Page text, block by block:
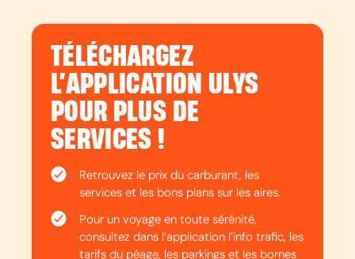
TÉLÉCHARGEZ
L’APPLICATION ULYS
POUR PLUS DE
SERVICES !
Retrouvez le prix du carburant, les
services et les bons plans sur les aires.
Pour un voyage en toute sérénité,
consultez dans l’application l’info trafic, les
tarifs du péage, les parkings et les bornes